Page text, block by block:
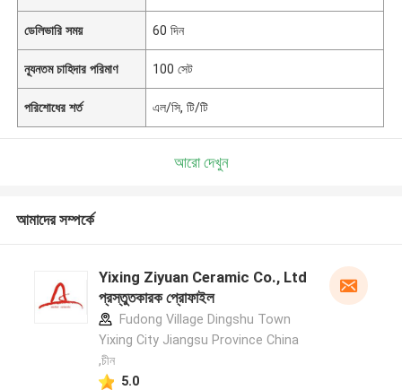
ডেলিভারি সময় 60 দিন
ন্যূনতম চাহিদার পরিমাণ 100 সেট
পরিশোধের শর্ত এল/সি, টি/টি
আরো দেখুন
আমাদের সম্পর্কে
Yixing Ziyuan Ceramic Co., Ltd
প্রস্তুতকারক প্রোফাইল
Fudong Village Dingshu Town
Yixing City Jiangsu Province China
,চীন
5.0